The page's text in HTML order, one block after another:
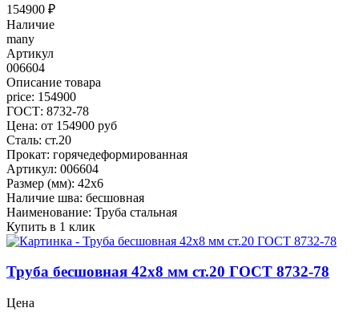
154900 ₽
Наличие
many
Артикул
006604
Описание товара
price: 154900
ГОСТ: 8732-78
Цена: от 154900 руб
Сталь: ст.20
Прокат: горячедеформированная
Артикул: 006604
Размер (мм): 42x6
Наличие шва: бесшовная
Наименование: Труба стальная
Купить в 1 клик
Труба бесшовная 42x8 мм ст.20 ГОСТ 8732-78
Цена